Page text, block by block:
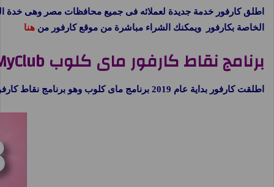
اطلق كارفور خدمة جديدة لعملائه فى جميع محافظات مصر وهى خدة
الخاصة بكارفور ويمكنك الشراء مباشرة من موقع كارفور من هنا
برنامج نقاط كارفور ماى كلوب MyClub
اطلقت كارفور بداية عام 2019 برنامج ماى كلوب وهو برنامج نقاط كارفور لتجميع النقاط بعد كل عملية شراء وامكانية استبدال النقاط بعد ذلك بمنتجات من جميع فروع كارفور